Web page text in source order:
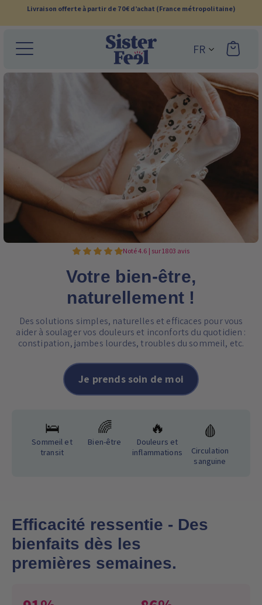
Ignorer
et
passer
contenu
Livraison offerte à partir de 70€ d’achat (France métropolitaine)
FR
Noté 4.6 | sur 1803 avis
Votre bien-être,
naturellement !
Des solutions simples, naturelles et efficaces pour vous
aider à soulager vos douleurs et inconforts du quotidien :
constipation, jambes lourdes, troubles du sommeil, etc.
Je prends soin de moi
🛌
Sommeil et
transit
🌈
Bien-être
🔥
Douleurs et
inflammations
🩸
Circulation
sanguine
Efficacité ressentie - Des
bienfaits dès les
premières semaines.